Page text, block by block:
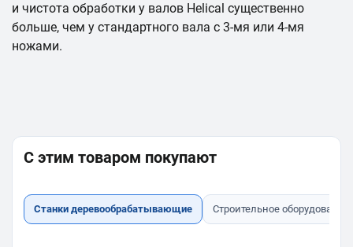
и чистота обработки у валов Helical существенно
больше, чем у стандартного вала с 3-мя или 4-мя
ножами.
С этим товаром покупают
Станки деревообрабатывающие Строительное оборудование